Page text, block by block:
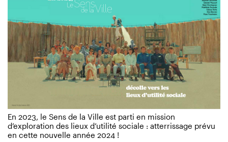
En 2023, le Sens de la Ville est parti en mission
d’exploration des lieux d’utilité sociale : atterrissage prévu
en cette nouvelle année 2024 !